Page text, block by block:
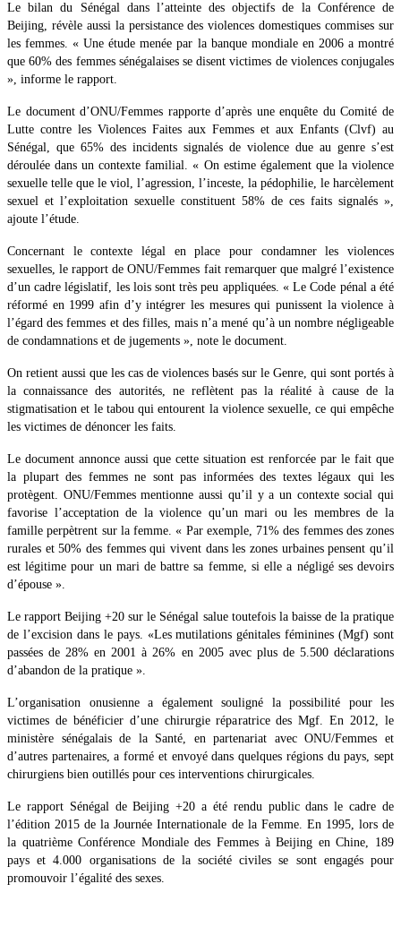
Le bilan du Sénégal dans l’atteinte des objectifs de la Conférence de
Beijing, révèle aussi la persistance des violences domestiques commises sur
les femmes. « Une étude menée par la banque mondiale en 2006 a montré
que 60% des femmes sénégalaises se disent victimes de violences conjugales
», informe le rapport.
Le document d’ONU/Femmes rapporte d’après une enquête du Comité de
Lutte contre les Violences Faites aux Femmes et aux Enfants (Clvf) au
Sénégal, que 65% des incidents signalés de violence due au genre s’est
déroulée dans un contexte familial. « On estime également que la violence
sexuelle telle que le viol, l’agression, l’inceste, la pédophilie, le harcèlement
sexuel et l’exploitation sexuelle constituent 58% de ces faits signalés »,
ajoute l’étude.
Concernant le contexte légal en place pour condamner les violences
sexuelles, le rapport de ONU/Femmes fait remarquer que malgré l’existence
d’un cadre législatif, les lois sont très peu appliquées. « Le Code pénal a été
réformé en 1999 afin d’y intégrer les mesures qui punissent la violence à
l’égard des femmes et des filles, mais n’a mené qu’à un nombre négligeable
de condamnations et de jugements », note le document.
On retient aussi que les cas de violences basés sur le Genre, qui sont portés à
la connaissance des autorités, ne reflètent pas la réalité à cause de la
stigmatisation et le tabou qui entourent la violence sexuelle, ce qui empêche
les victimes de dénoncer les faits.
Le document annonce aussi que cette situation est renforcée par le fait que
la plupart des femmes ne sont pas informées des textes légaux qui les
protègent. ONU/Femmes mentionne aussi qu’il y a un contexte social qui
favorise l’acceptation de la violence qu’un mari ou les membres de la
famille perpètrent sur la femme. « Par exemple, 71% des femmes des zones
rurales et 50% des femmes qui vivent dans les zones urbaines pensent qu’il
est légitime pour un mari de battre sa femme, si elle a négligé ses devoirs
d’épouse ».
Le rapport Beijing +20 sur le Sénégal salue toutefois la baisse de la pratique
de l’excision dans le pays. «Les mutilations génitales féminines (Mgf) sont
passées de 28% en 2001 à 26% en 2005 avec plus de 5.500 déclarations
d’abandon de la pratique ».
L’organisation onusienne a également souligné la possibilité pour les
victimes de bénéficier d’une chirurgie réparatrice des Mgf. En 2012, le
ministère sénégalais de la Santé, en partenariat avec ONU/Femmes et
d’autres partenaires, a formé et envoyé dans quelques régions du pays, sept
chirurgiens bien outillés pour ces interventions chirurgicales.
Le rapport Sénégal de Beijing +20 a été rendu public dans le cadre de
l’édition 2015 de la Journée Internationale de la Femme. En 1995, lors de
la quatrième Conférence Mondiale des Femmes à Beijing en Chine, 189
pays et 4.000 organisations de la société civiles se sont engagés pour
promouvoir l’égalité des sexes.